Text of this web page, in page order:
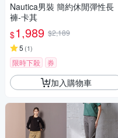
Nautica男裝 簡約休閒彈性長
褲-卡其
$1,989 $2,189
5 (1)
限時下殺 券
加入購物車